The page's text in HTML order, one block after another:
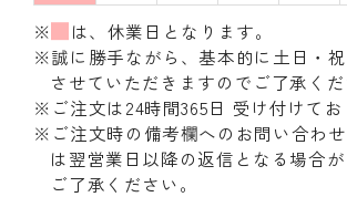
※
は、休業日となります。
※誠に勝手ながら、基本的に土日・
させていただきますのでご了承くだ
※ご注文は24時間365日 受け付けてお
※ご注文時の備考欄へのお問い合わ
は翌営業日以降の返信となる場合が
ご了承ください。